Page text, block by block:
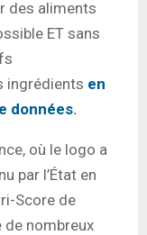
des aliments
ET sans
ingrédients en
données.
où le logo a
par l’État en
Score de
de nombreux